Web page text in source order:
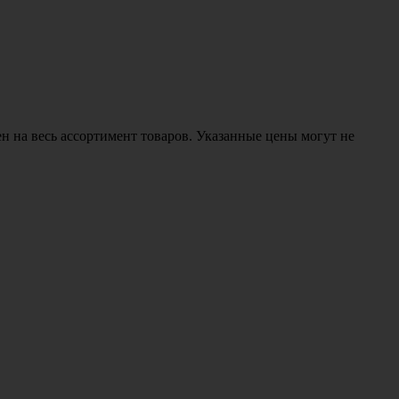
весь ассортимент товаров. Указанные цены могут не